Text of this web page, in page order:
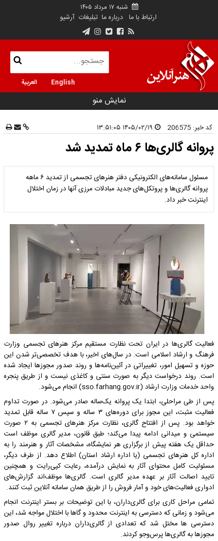
شنبه ۱۷ مرداد ۱۴۰۵
ارتباط با ما درباره ما تبلیغات آرشیو
English العربية
نمایش منو
کد خبر: 206575
پروانه‌ گالری‌ها ۶ ماه تمدید شد
مسئول سامانه‌های الکترونیکی دفتر هنرهای تجسمی از تمدید ۶ ماهه
پروانه گالری‌ها و پروتکل‌های جدید مبادلات مرزی آنها در زمان اختلال
اینترنت خبر داد.
فعالیت گالری‌ها در ایران تحت نظارت مستقیم مرکز هنرهای تجسمی وزارت
فرهنگ و ارشاد اسلامی است. در سال‌های اخیر، با هدف تخصصی‌تر شدن این
حوزه و تسهیل امور، تغییراتی در آئین‌نامه‌ها و روند صدور مجوزها ایجاد شده
است. روند درخواست دیگر به صورت سنتی و کاغذی نیست و از طریق پنجره
واحد خدمات وزارت ارشاد (sso.farhang.gov.ir) انجام می‌شود.
پس از طی مراحلی، ابتدا یک پروانه یک‌ساله صادر می‌شود. در صورت تداوم
فعالیت مثبت، این مجوز برای دوره‌های ۳ ساله و سپس ۷ ساله قابل تمدید
خواهد بود. پس از افتتاح گالری، نظارت مرکز هنرهای تجسمی به ۲ صورت
سیستمی و میدانی ادامه پیدا می‌کند؛ طبق قانون، مدیر گالری موظف است
حداقل یک هفته پیش از برگزاری هر نمایشگاه، مشخصات آثار و هنرمند را به
اداره کل هنرهای تجسمی (یا اداره ارشاد استان) اطلاع دهد. از طرف دیگر،
مسئولیت کامل محتوای آثار به نمایش درآمده، رعایت کپی‌رایت و همچنین
تایید اصالت آثار بر عهده مدیر گالری است. گالری‌ها موظف‌اند گزارش‌های
ادواری فعالیت‌های خود و آمار فروش را از طریق همان سامانه آنلاین ثبت کنند.
تمامی مراحل کاری برای گالری‌داران، با این توضیحات بر بستر اینترنت انجام
می‌شود و زمانی که دسترسی به اینترنت محدود و گاها با اختلال مواجه شد، این
دسترسی ها مختل شد که تعدادی از گالری‌داران درباره تغییر روال صدور
مجوزها به گالری‌ها پرس‌وجو کردند.